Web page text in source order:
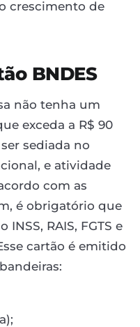
crescimento de
BNDES
não tenha um
exceda a R$ 90
sediada no
e atividade
com as
é obrigatório que
RAIS, FGTS e
cartão é emitido